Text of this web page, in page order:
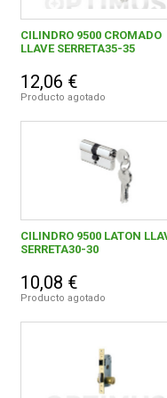
CILINDRO 9500 CROMADO
LLAVE SERRETA35-35
12,06 €
Producto agotado
CILINDRO 9500 LATON
SERRETA30-30
10,08 €
Producto agotado